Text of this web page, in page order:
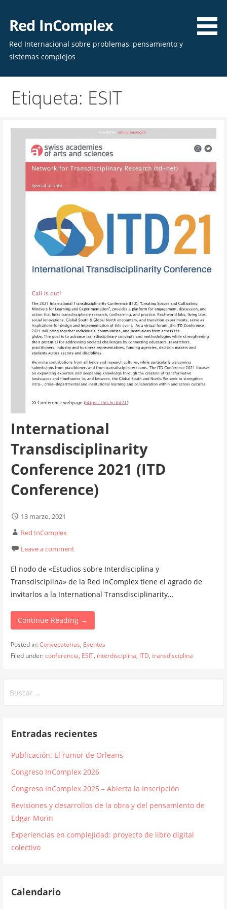
content
Red InComplex
Red Internacional sobre problemas, pensamiento y
sistemas complejos
Etiqueta: ESIT
International
Transdisciplinarity
Conference 2021 (ITD
Conference)
13 marzo, 2021
Red InComplex
Leave a comment
El nodo de «Estudios sobre Interdisciplina y
Transdisciplina» de la Red InComplex tiene el agrado de
invitarlos a la International Transdisciplinarity…
Continue Reading →
Posted in:Convocatorias, Eventos
Filed under:conferencia, ESIT, interdisciplina, ITD, transdisciplina
Entradas recientes
Publicación: El rumor de Orleans
Congreso InComplex 2026
Congreso InComplex 2025 – Abierta la Inscripción
Revisiones y desarrollos de la obra y del pensamiento de
Edgar Morin
Experiencias en complejidad: proyecto de libro digital
colectivo
Calendario